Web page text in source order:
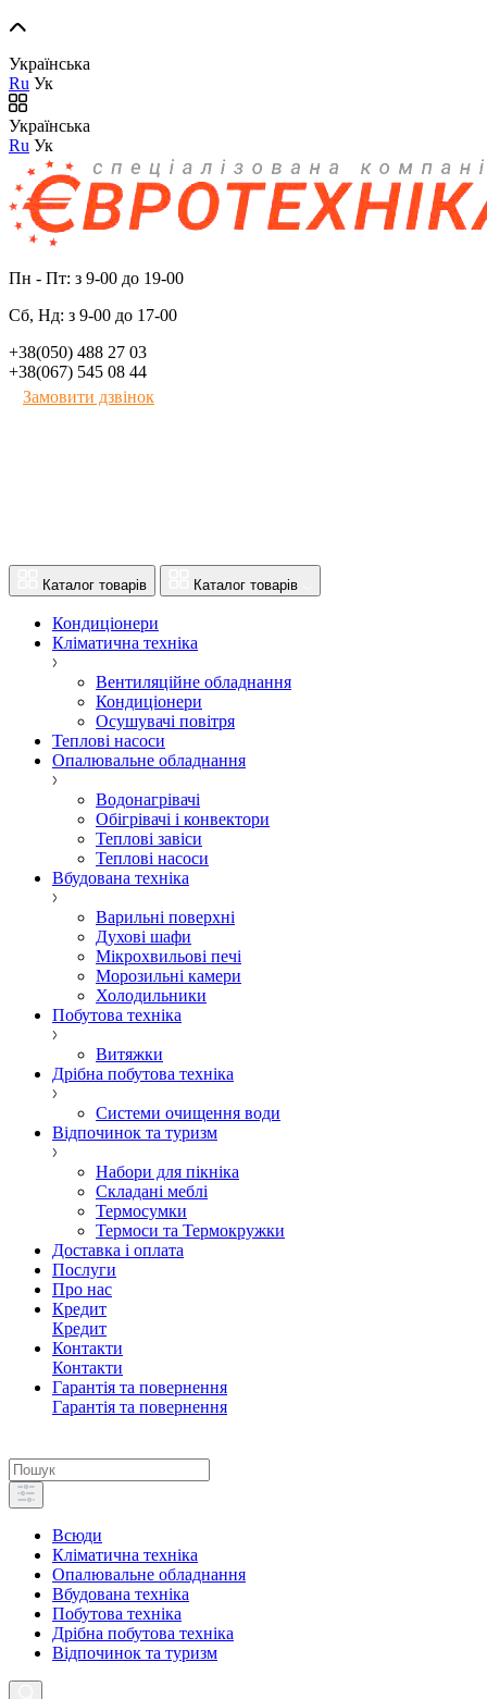
Українська
Ru Ук
Українська
Ru Ук
Пн - Пт: з 9-00 до 19-00
Сб, Нд: з 9-00 до 17-00
+38(050) 488 27 03
+38(067) 545 08 44
Замовити дзвінок
Каталог товарів Каталог товарів
Кондиціонери
Кліматична техніка
Вентиляційне обладнання
Кондиціонери
Осушувачі повітря
Теплові насоси
Опалювальне обладнання
Водонагрівачі
Обігрівачі і конвектори
Теплові завіси
Теплові насоси
Вбудована техніка
Варильні поверхні
Духові шафи
Мікрохвильові печі
Морозильні камери
Холодильники
Побутова техніка
Витяжки
Дрібна побутова техніка
Системи очищення води
Відпочинок та туризм
Набори для пікніка
Складані меблі
Термосумки
Термоси та Термокружки
Доставка і оплата
Послуги
Про нас
Кредит
Кредит
Контакти
Контакти
Гарантія та повернення
Гарантія та повернення
Всюди
Кліматична техніка
Опалювальне обладнання
Вбудована техніка
Побутова техніка
Дрібна побутова техніка
Відпочинок та туризм